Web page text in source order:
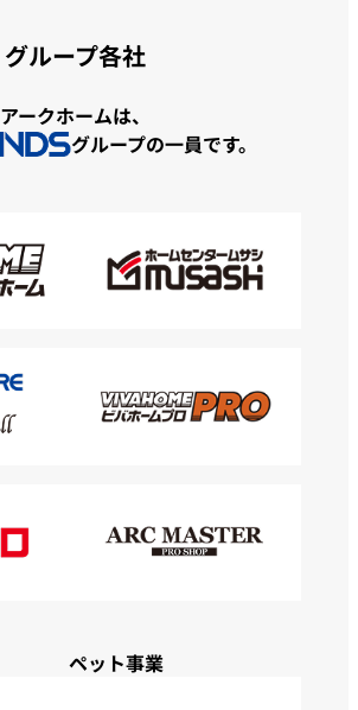
グループ各社
アークホームは、
グループの一員です。
ペット事業